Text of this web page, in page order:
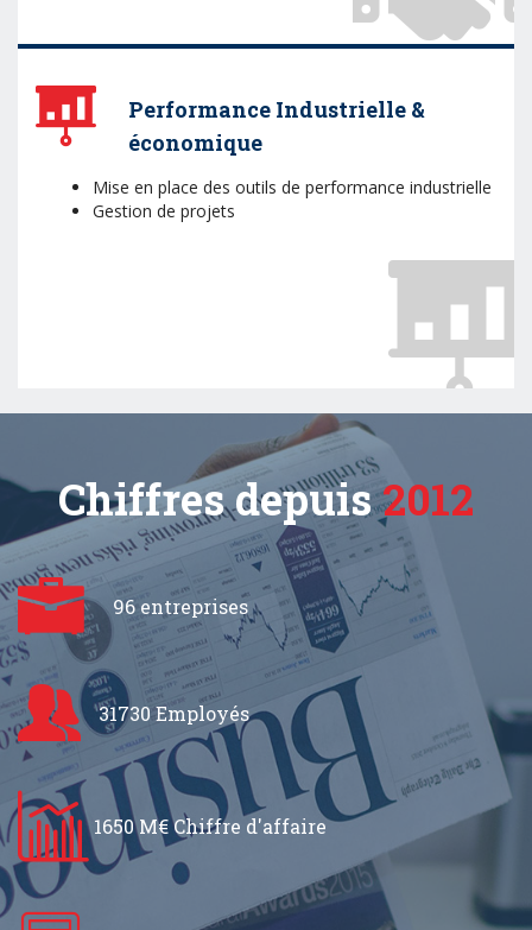
Performance Industrielle &
économique
Mise en place des outils de performance industrielle
Gestion de projets
Chiffres depuis2012
96 entreprises
31730 Employés
1650 M€ Chiffre d'affaire